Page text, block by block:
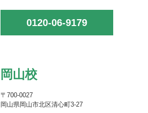
0120-06-9179
岡山校
〒700-0027
岡山県岡山市北区清心町3-27